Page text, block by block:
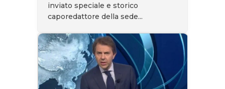
inviato speciale e storico
caporedattore della sede...